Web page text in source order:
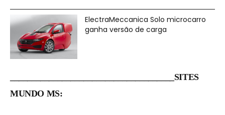
ElectraMeccanica Solo microcarro
ganha versão de carga
______________________________________SITES
MUNDO MS: